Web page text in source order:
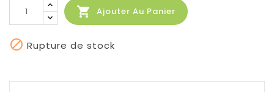
 Ajouter Au Panier
 Rupture de stock